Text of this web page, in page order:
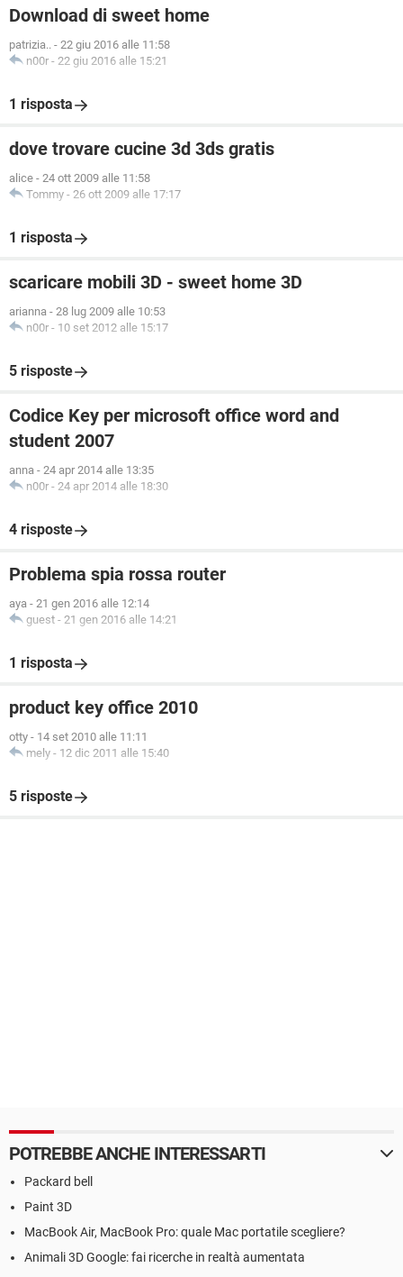
Download di sweet home
patrizia.. - 22 giu 2016 alle 11:58
n00r - 22 giu 2016 alle 15:21
1 risposta
dove trovare cucine 3d 3ds gratis
alice - 24 ott 2009 alle 11:58
Tommy - 26 ott 2009 alle 17:17
1 risposta
scaricare mobili 3D - sweet home 3D
arianna - 28 lug 2009 alle 10:53
n00r - 10 set 2012 alle 15:17
5 risposte
Codice Key per microsoft office word and
student 2007
anna - 24 apr 2014 alle 13:35
n00r - 24 apr 2014 alle 18:30
4 risposte
Problema spia rossa router
aya - 21 gen 2016 alle 12:14
guest - 21 gen 2016 alle 14:21
1 risposta
product key office 2010
otty - 14 set 2010 alle 11:11
mely - 12 dic 2011 alle 15:40
5 risposte
POTREBBE ANCHE INTERESSARTI
Packard bell
Paint 3D
MacBook Air, MacBook Pro: quale Mac portatile scegliere?
Animali 3D Google: fai ricerche in realtà aumentata